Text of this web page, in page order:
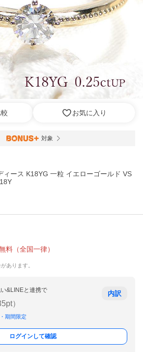
お気に入り
対象
ィース K18YG 一粒 イエローゴールド VS
料 （全国一律）
あります。
&LINEと連携で
pt）
期間限定
内訳
ログインして確認